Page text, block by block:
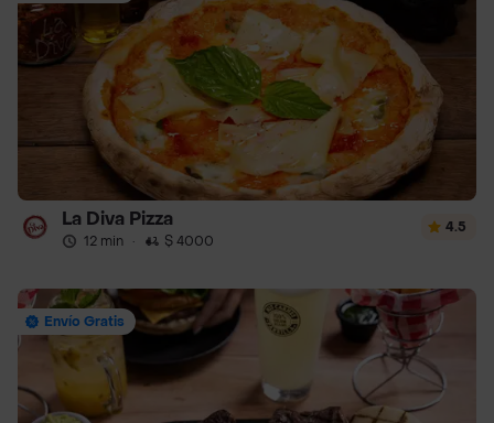
La Diva Pizza
12 min · $ 4000
4.5
Envío Gratis